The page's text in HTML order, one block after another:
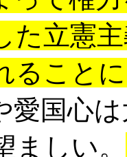
た立憲
ること
国心
しい。